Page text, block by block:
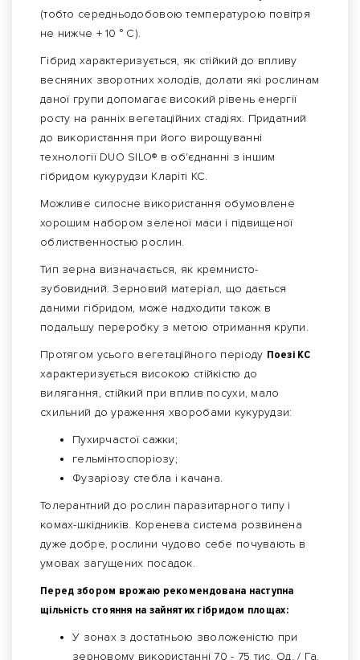
(тобто середньодобовою температурою повітря
не нижче + 10 ° C).
Гібрид характеризується, як стійкий до впливу
весняних зворотних холодів, долати які рослинам
даної групи допомагає високий рівень енергії
росту на ранніх вегетаційних стадіях. Придатний
до використання при його вирощуванні
технології DUO SILO® в об'єднанні з іншим
гібридом кукурудзи Кларіті КС.
Можливе силосне використання обумовлене
хорошим набором зеленої маси і підвищеної
облиственностью рослин.
Тип зерна визначається, як кремнисто-
зубовидний. Зерновий матеріал, що дається
даними гібридом, може надходити також в
подальшу переробку з метою отримання крупи.
Протягом усього вегетаційного періоду Поезі КС
характеризується високою стійкістю до
вилягання, стійкий при вплив посухи, мало
схильний до ураження хворобами кукурудзи:
Пухирчастої сажки;
гельмінтоспоріозу;
Фузаріозу стебла і качана.
Толерантний до рослин паразитарного типу і
комах-шкідників. Коренева система розвинена
дуже добре, рослини чудово себе почувають в
умовах загущених посадок.
Перед збором врожаю рекомендована наступна
щільність стояння на зайнятих гібридом площах:
У зонах з достатньою зволоженістю при
зерновому використанні 70 - 75 тис. Од. / Га,